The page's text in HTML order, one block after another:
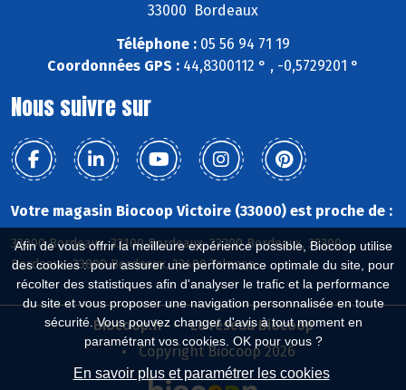
Afin de vous offrir la meilleure expérience possible, Biocoop utilise
des cookies : pour assurer une performance optimale du site, pour
récolter des statistiques afin d'analyser le trafic et la performance
du site et vous proposer une navigation personnalisée en toute
sécurité. Vous pouvez changer d'avis à tout moment en
paramétrant vos cookies. OK pour vous ?
En savoir plus et paramétrer les cookies
33000 Bordeaux
Téléphone : 05 56 94 71 19
Coordonnées GPS : 44,8300112 ° , -0,5729201 °
Nous suivre sur
Votre magasin Biocoop Victoire (33000) est proche de :
33000 Bordeaux, 33100 Bordeaux, 33200 Bordeaux, 33300
Bordeaux, 33800 Bordeaux, 33400 Talence
Biocoop.fr
Le réseau Biocoop
Copyright Biocoop 2026